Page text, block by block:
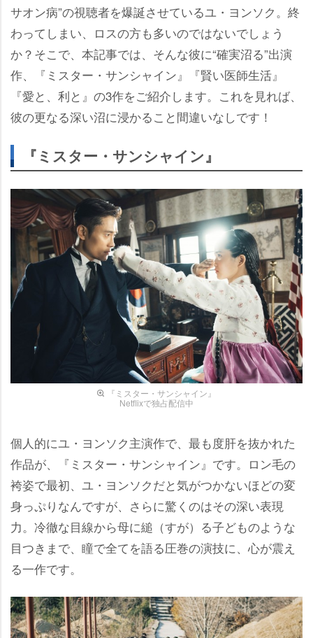
サオン病”の視聴者を爆誕させているユ・ヨンソク。終
わってしまい、ロスの方も多いのではないでしょう
か？そこで、本記事では、そんな彼に“確実沼る”出演
作、『ミスター・サンシャイン』『賢い医師生活』
『愛と、利と』の3作をご紹介します。これを見れば、
彼の更なる深い沼に浸かること間違いなしです！
『ミスター・サンシャイン』
『ミスター・サンシャイン』
Netflixで独占配信中
個人的にユ・ヨンソク主演作で、最も度肝を抜かれた
作品が、『ミスター・サンシャイン』です。ロン毛の
袴姿で最初、ユ・ヨンソクだと気がつかないほどの変
身っぷりなんですが、さらに驚くのはその深い表現
力。冷徹な目線から母に縋（すが）る子どものような
目つきまで、瞳で全てを語る圧巻の演技に、心が震え
る一作です。